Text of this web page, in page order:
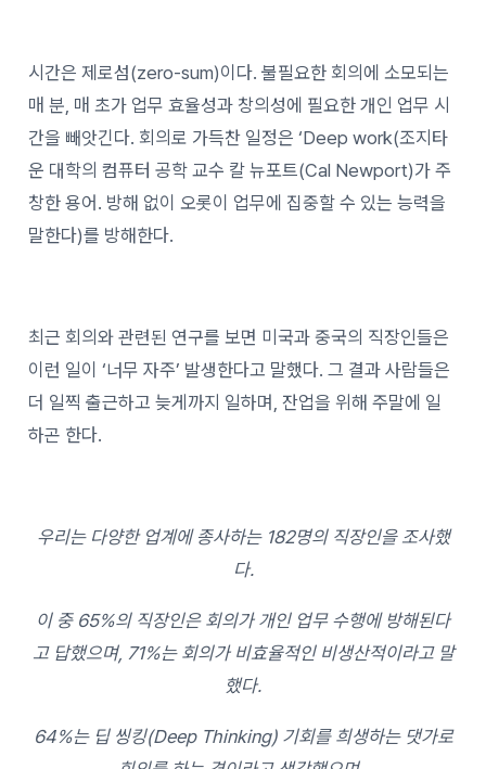
시간은 제로섬(zero-sum)이다. 불필요한 회의에 소모되는
매 분, 매 초가 업무 효율성과 창의성에 필요한 개인 업무 시
간을 빼앗긴다. 회의로 가득찬 일정은 ‘Deep work(조지타
운 대학의 컴퓨터 공학 교수 칼 뉴포트(Cal Newport)가 주
창한 용어. 방해 없이 오롯이 업무에 집중할 수 있는 능력을
말한다)를 방해한다.
최근 회의와 관련된 연구를 보면 미국과 중국의 직장인들은
이런 일이 ‘너무 자주’ 발생한다고 말했다. 그 결과 사람들은
더 일찍 출근하고 늦게까지 일하며, 잔업을 위해 주말에 일
하곤 한다.
우리는 다양한 업계에 종사하는 182명의 직장인을 조사했
다.
이 중 65%의 직장인은 회의가 개인 업무 수행에 방해된다
고 답했으며, 71%는 회의가 비효율적인 비생산적이라고 말
했다.
64%는 딥 씽킹(Deep Thinking) 기회를 희생하는 댓가로